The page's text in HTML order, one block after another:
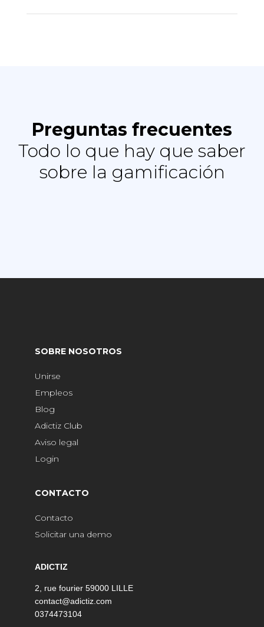
Preguntas frecuentes
Todo lo que hay que saber
sobre la gamificación
SOBRE NOSOTROS
Unirse
Empleos
Blog
Adictiz Club
Aviso legal
Login
CONTACTO
Contacto
Solicitar una demo
ADICTIZ
2, rue fourier 59000 LILLE
contact@adictiz.com
0374473104